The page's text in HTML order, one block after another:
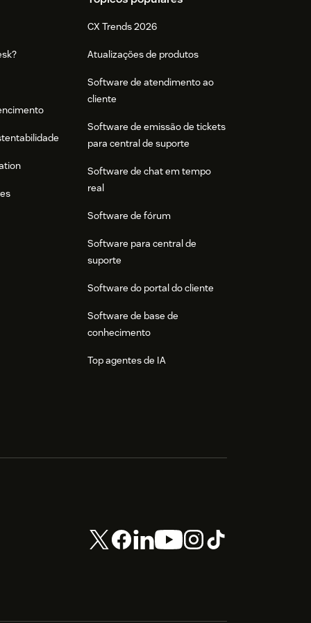
CX Trends 2026
Atualizações de produtos
Software de atendimento ao
cliente
Software de emissão de tickets
para central de suporte
Software de chat em tempo
real
Software de fórum
Software para central de
suporte
Software do portal do cliente
Software de base de
conhecimento
Top agentes de IA